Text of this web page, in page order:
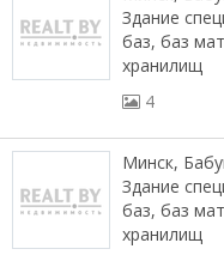
Здание
баз, баз
хранилищ
4
Минск,
Здание
баз, баз
хранилищ